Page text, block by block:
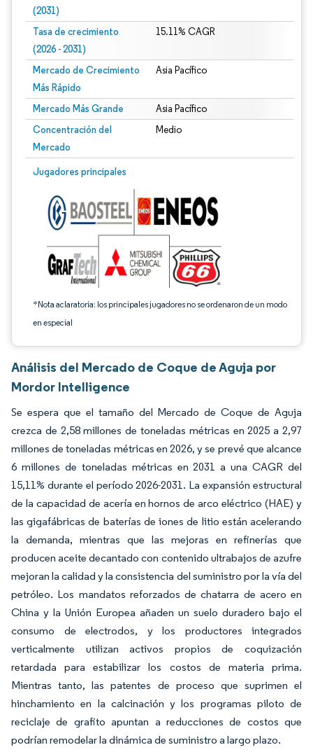
(2031)
Tasa de crecimiento
(2026 - 2031)
15.11% CAGR
Mercado de Crecimiento
Más Rápido
Asia Pacífico
Mercado Más Grande Asia Pacífico
Concentración del
Mercado
Medio
Jugadores principales
*Nota aclaratoria: los principales jugadores no se ordenaron de un modo
en especial
Imagen © Mordor Intelligence. El uso requiere atribución según CC BY 4.0.
Análisis del Mercado de Coque de Aguja por
Mordor Intelligence
Se espera que el tamaño del Mercado de Coque de Aguja
crezca de 2,58 millones de toneladas métricas en 2025 a 2,97
millones de toneladas métricas en 2026, y se prevé que alcance
6 millones de toneladas métricas en 2031 a una CAGR del
15,11% durante el período 2026-2031. La expansión estructural
de la capacidad de acería en hornos de arco eléctrico (HAE) y
las gigafábricas de baterías de iones de litio están acelerando
la demanda, mientras que las mejoras en refinerías que
producen aceite decantado con contenido ultrabajos de azufre
mejoran la calidad y la consistencia del suministro por la vía del
petróleo. Los mandatos reforzados de chatarra de acero en
China y la Unión Europea añaden un suelo duradero bajo el
consumo de electrodos, y los productores integrados
verticalmente utilizan activos propios de coquización
retardada para estabilizar los costos de materia prima.
Mientras tanto, las patentes de proceso que suprimen el
hinchamiento en la calcinación y los programas piloto de
reciclaje de grafito apuntan a reducciones de costos que
podrían remodelar la dinámica de suministro a largo plazo.